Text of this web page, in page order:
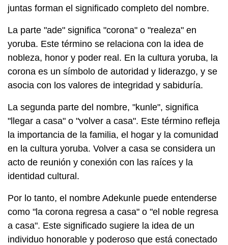
juntas forman el significado completo del nombre.
La parte "ade" significa "corona" o "realeza" en
yoruba. Este término se relaciona con la idea de
nobleza, honor y poder real. En la cultura yoruba, la
corona es un símbolo de autoridad y liderazgo, y se
asocia con los valores de integridad y sabiduría.
La segunda parte del nombre, "kunle", significa
"llegar a casa" o "volver a casa". Este término refleja
la importancia de la familia, el hogar y la comunidad
en la cultura yoruba. Volver a casa se considera un
acto de reunión y conexión con las raíces y la
identidad cultural.
Por lo tanto, el nombre Adekunle puede entenderse
como "la corona regresa a casa" o "el noble regresa
a casa". Este significado sugiere la idea de un
individuo honorable y poderoso que está conectado